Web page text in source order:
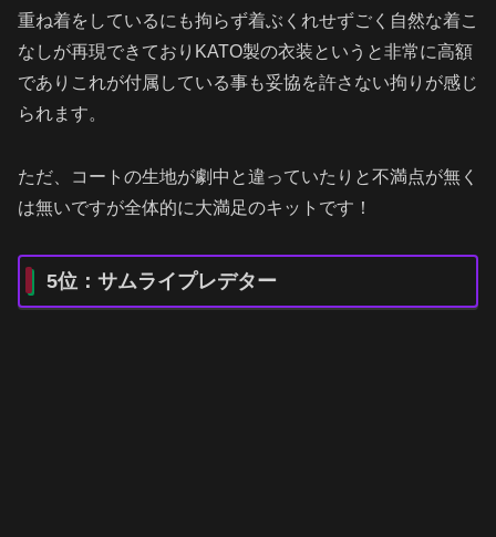
重ね着をしているにも拘らず着ぶくれせずごく自然な着こ
なしが再現できておりKATO製の衣装というと非常に高額
でありこれが付属している事も妥協を許さない拘りが感じ
られます。
ただ、コートの生地が劇中と違っていたりと不満点が無く
は無いですが全体的に大満足のキットです！
5位：サムライプレデター